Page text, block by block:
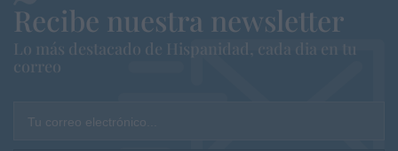
Recibe nuestra newsletter
Lo más destacado de Hispanidad, cada dia en tu
correo
Tu correo electrónico...